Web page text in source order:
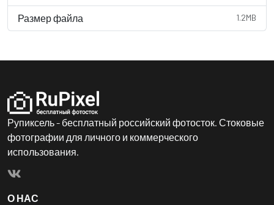
Размер файла 1.2MB
Рупиксель - бесплатный российский фотосток. Стоковые
фотографии для личного и коммерческого
использования.
О НАС